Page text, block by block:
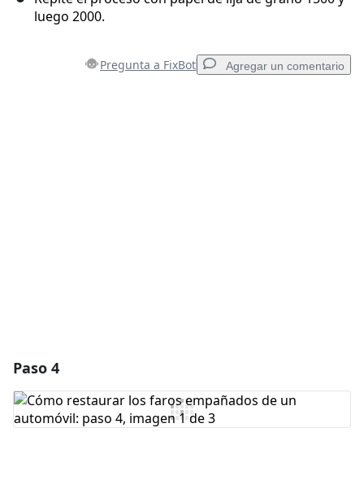
luego 2000.
Pregunta a FixBot Agregar un comentario
Paso 4